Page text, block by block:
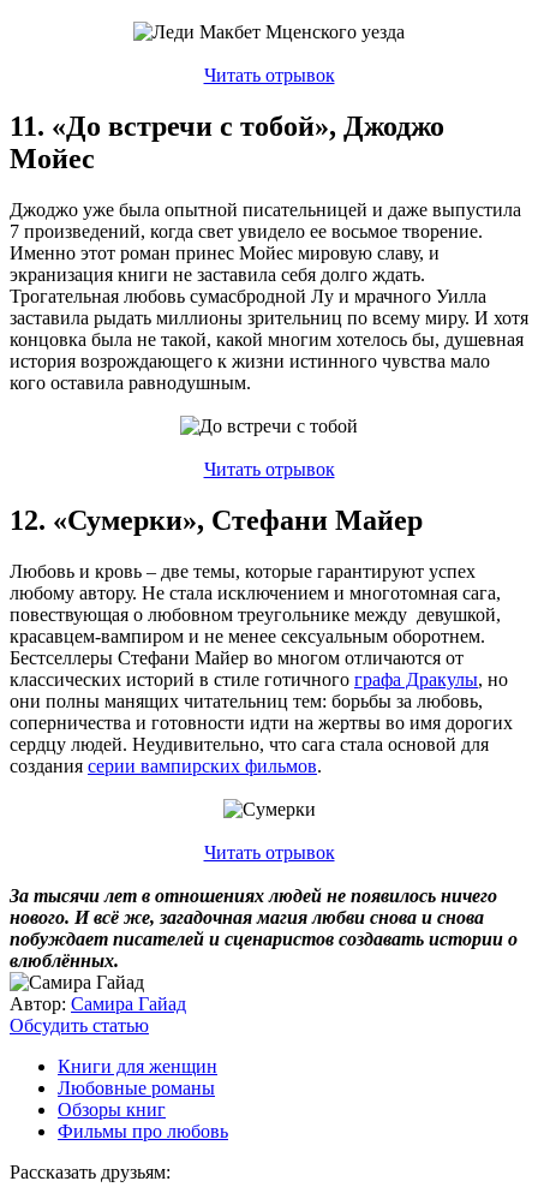
Читать отрывок
11. «До встречи с тобой», Джоджо
Мойес
Джоджо уже была опытной писательницей и даже выпустила
7 произведений, когда свет увидело ее восьмое творение.
Именно этот роман принес Мойес мировую славу, и
экранизация книги не заставила себя долго ждать.
Трогательная любовь сумасбродной Лу и мрачного Уилла
заставила рыдать миллионы зрительниц по всему миру. И хотя
концовка была не такой, какой многим хотелось бы, душевная
история возрождающего к жизни истинного чувства мало
кого оставила равнодушным.
Читать отрывок
12. «Сумерки», Стефани Майер
Любовь и кровь – две темы, которые гарантируют успех
любому автору. Не стала исключением и многотомная сага,
повествующая о любовном треугольнике между девушкой,
красавцем-вампиром и не менее сексуальным оборотнем.
Бестселлеры Стефани Майер во многом отличаются от
классических историй в стиле готичного графа Дракулы, но
они полны манящих читательниц тем: борьбы за любовь,
соперничества и готовности идти на жертвы во имя дорогих
сердцу людей. Неудивительно, что сага стала основой для
создания серии вампирских фильмов.
Читать отрывок
За тысячи лет в отношениях людей не появилось ничего
нового. И всё же, загадочная магия любви снова и снова
побуждает писателей и сценаристов создавать истории о
влюблённых.
Автор: Самира Гайад
Обсудить статью
Книги для женщин
Любовные романы
Обзоры книг
Фильмы про любовь
Рассказать друзьям: